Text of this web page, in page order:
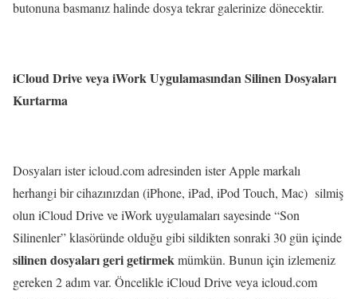
butonuna basmanız halinde dosya tekrar galerinize dönecektir.
iCloud Drive veya iWork Uygulamasından Silinen Dosyaları
Kurtarma
Dosyaları ister icloud.com adresinden ister Apple markalı
herhangi bir cihazınızdan (iPhone, iPad, iPod Touch, Mac) silmiş
olun iCloud Drive ve iWork uygulamaları sayesinde “Son
Silinenler” klasöründe olduğu gibi sildikten sonraki 30 gün içinde
silinen dosyaları geri getirmekmümkün. Bunun için izlemeniz
gereken 2 adım var. Öncelikle iCloud Drive veya icloud.com